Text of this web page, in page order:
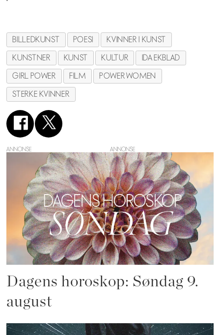
BILLEDKUNST POESI
KVINNER I KUNST
KUNSTNER
KUNST KULTUR
IDA EKBLAD
GIRL POWER
FILM
POWER WOMEN
STERKE KVINNER
ANNONSE
Dagens horoskop: Søndag 9.
august